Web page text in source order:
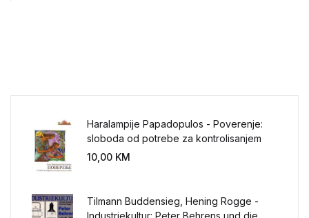
Haralampije Papadopulos - Poverenje:
sloboda od potrebe za kontrolisanjem
sveta
10,00 KM
Tilmann Buddensieg, Hening Rogge -
Industriekultur: Peter Behrens und die